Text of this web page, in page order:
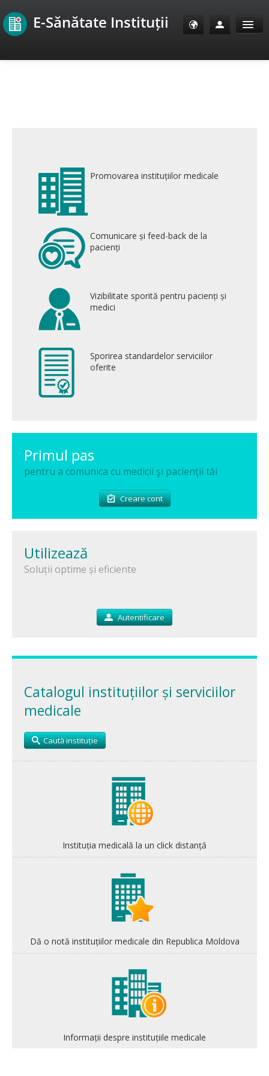
E-Sănătate Instituții
Sănătate Info
E-Sănătate Medici
Tuberculoza Info
Centrul PAS
SanoTeca
Promovarea instituțiilor medicale
Comunicare și feed-back de la
pacienți
Vizibilitate sporită pentru pacienți și
medici
Sporirea standardelor serviciilor
oferite
Primul pas
pentru a comunica cu medicii şi pacienţii tăi
Creare cont
Utilizează
Soluții optime și eficiente
Autentificare
Catalogul instituțiilor și serviciilor
medicale
Caută instituție
Instituția medicală la un click distanță
Dă o notă instituțiilor medicale din Republica Moldova
Informații despre instituțiile medicale